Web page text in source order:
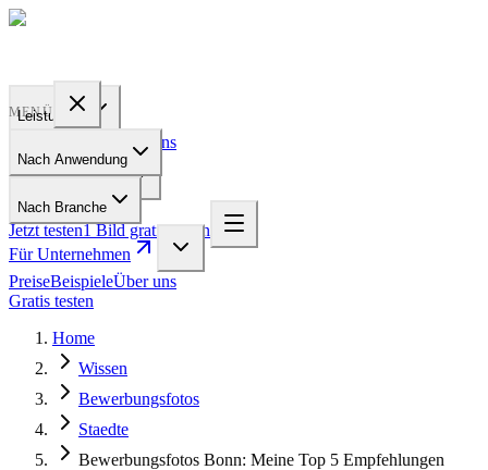
Leistungen
Über uns
Jetzt testen1 Bild gratis testen
MENÜ
Nach Anwendung
Nach Branche
Für Unternehmen
PreiseBeispieleÜber uns
Gratis testen
Home
Wissen
Bewerbungsfotos
Staedte
Bewerbungsfotos Bonn: Meine Top 5 Empfehlungen